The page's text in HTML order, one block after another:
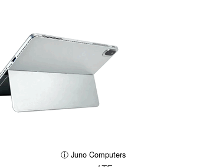
ⓘ Juno Computers